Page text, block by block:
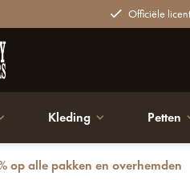
Officiële
Kleding Petten
op alle pakken en overhemden
| 3-delig pak | Grijs | Kamgaren wol |